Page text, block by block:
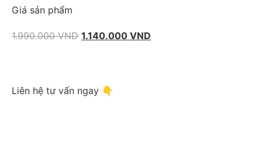
Giá sản phẩm
1.990.000VND 1.140.000 VND
Liên hệ tư vấn ngay 👇